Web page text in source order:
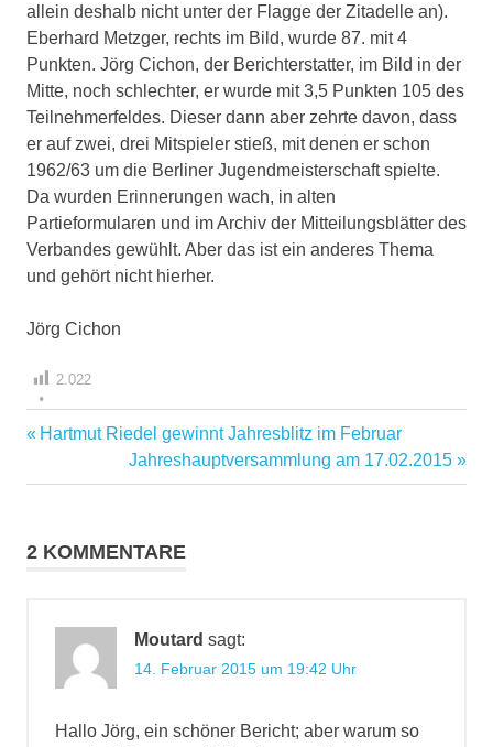
allein deshalb nicht unter der Flagge der Zitadelle an).
Eberhard Metzger, rechts im Bild, wurde 87. mit 4
Punkten. Jörg Cichon, der Berichterstatter, im Bild in der
Mitte, noch schlechter, er wurde mit 3,5 Punkten 105 des
Teilnehmerfeldes. Dieser dann aber zehrte davon, dass
er auf zwei, drei Mitspieler stieß, mit denen er schon
1962/63 um die Berliner Jugendmeisterschaft spielte.
Da wurden Erinnerungen wach, in alten
Partieformularen und im Archiv der Mitteilungsblätter des
Verbandes gewühlt. Aber das ist ein anderes Thema
und gehört nicht hierher.
Jörg Cichon
2.022
Beitragsnavigation
Vorheriger
Hartmut Riedel gewinnt Jahresblitz im Februar
Nächster
Beitrag:
Jahreshauptversammlung am 17.02.2015
2 KOMMENTARE
Moutard sagt:
14. Februar 2015 um 19:42 Uhr
Hallo Jörg, ein schöner Bericht; aber warum so